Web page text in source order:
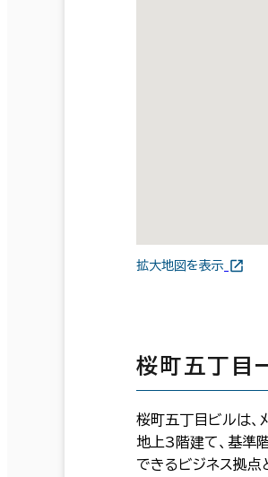
拡大地図を表示
桜町五丁目
桜町五丁目ビルは
地上3階建て、基準
できるビジネス拠点